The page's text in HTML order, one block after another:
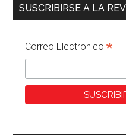
SUSCRIBIRSE A LA
Correo Electronico*